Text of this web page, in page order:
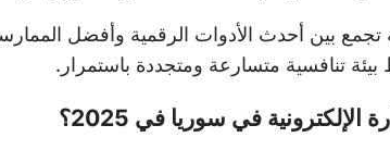
بين أحدث الأدوات الرقمية وأفضل
تنافسية متسارعة ومتجددة باستمرار.
في سوريا في 2025؟